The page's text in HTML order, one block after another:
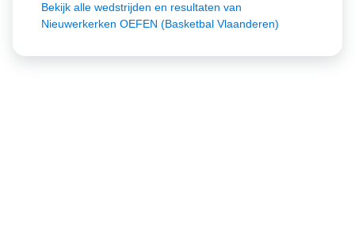
Bekijk alle wedstrijden en resultaten van
Nieuwerkerken OEFEN (Basketbal Vlaanderen)